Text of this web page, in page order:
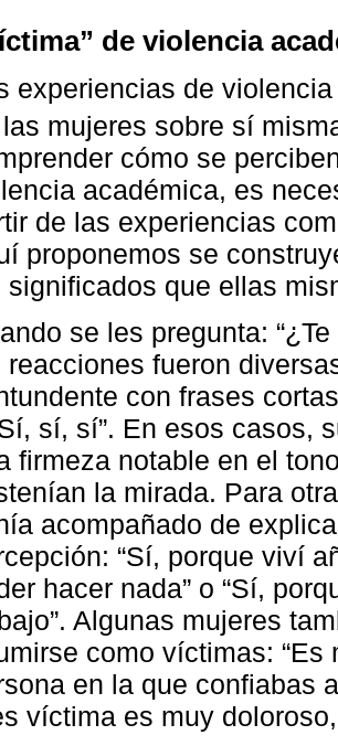
de violencia
experiencias de
mujeres sobre sí
cómo se
académica, es
de las experiencias
proponemos se
significados que ellas
se les pregunta:
reacciones fueron
con frases
sí, sí”. En esos casos,
firmeza notable en el
la mirada. Para
acompañado de
“Sí, porque viví
hacer nada” o “Sí,
Algunas mujeres
como víctimas:
en la que confiabas
víctima es muy